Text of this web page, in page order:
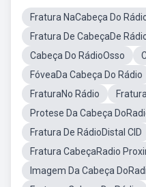
Fratura NaCabeça Do
Fratura De CabeçaDe
Cabeça Do RádioOsso
FóveaDa Cabeça Do Rádio
FraturaNo Rádio
Protese Da Cabeça
Fratura De RádioDistal CID
Fratura CabeçaRadio
Imagem Da Cabeça